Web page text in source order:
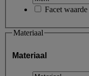
Facet waarde
Materiaal
Materiaal